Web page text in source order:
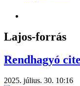
Lajos-forrás
Rendhagyó
2025. július. 30. 10:16